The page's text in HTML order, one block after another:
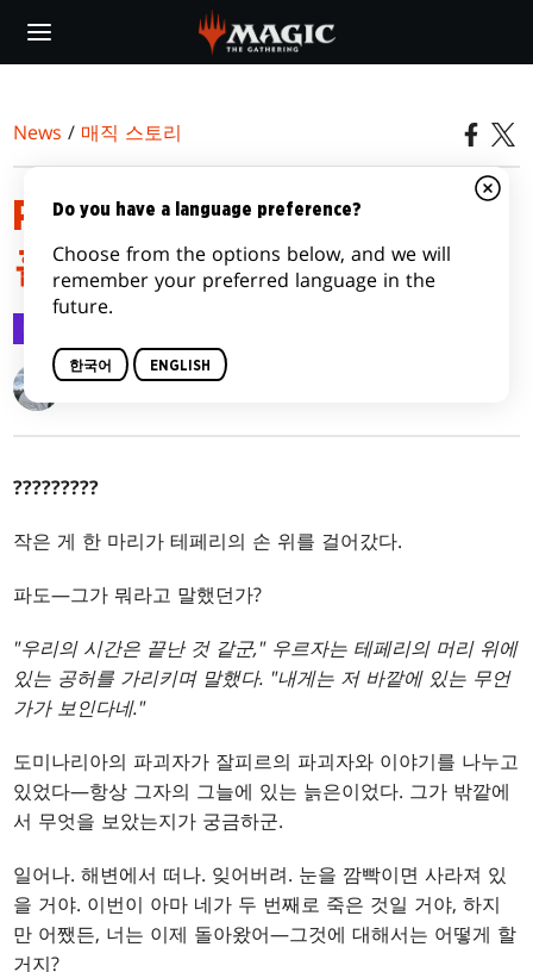
main
News / 매직 스토리
PHYREXIA: ALL WILL BE ONE |
홀로
Miguel Lopez
?????????
작은 게 한 마리가 테페리의 손 위를 걸어갔다.
파도—그가 뭐라고 말했던가?
"우리의 시간은 끝난 것 같군," 우르자는 테페리의 머리 위에
있는 공허를 가리키며 말했다. "내게는 저 바깥에 있는 무언
가가 보인다네."
도미나리아의 파괴자가 잘피르의 파괴자와 이야기를 나누고
있었다—항상 그자의 그늘에 있는 늙은이었다. 그가 밖깥에
서 무엇을 보았는지가 궁금하군.
일어나. 해변에서 떠나. 잊어버려. 눈을 깜빡이면 사라져 있
을 거야. 이번이 아마 네가 두 번째로 죽은 것일 거야, 하지
만 어쨌든, 너는 이제 돌아왔어—그것에 대해서는 어떻게 할
거지?
Do you have a language preference?
Choose from the options below, and we will
remember your preferred language in the
future.
한국어 ENGLISH